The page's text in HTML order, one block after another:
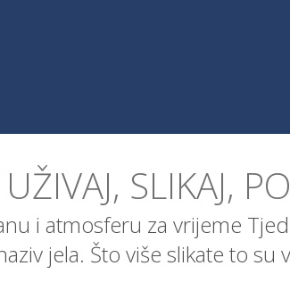
UŽIVAJ, SLIKAJ,
i atmosferu za vrijeme
jela. Što više slikate to